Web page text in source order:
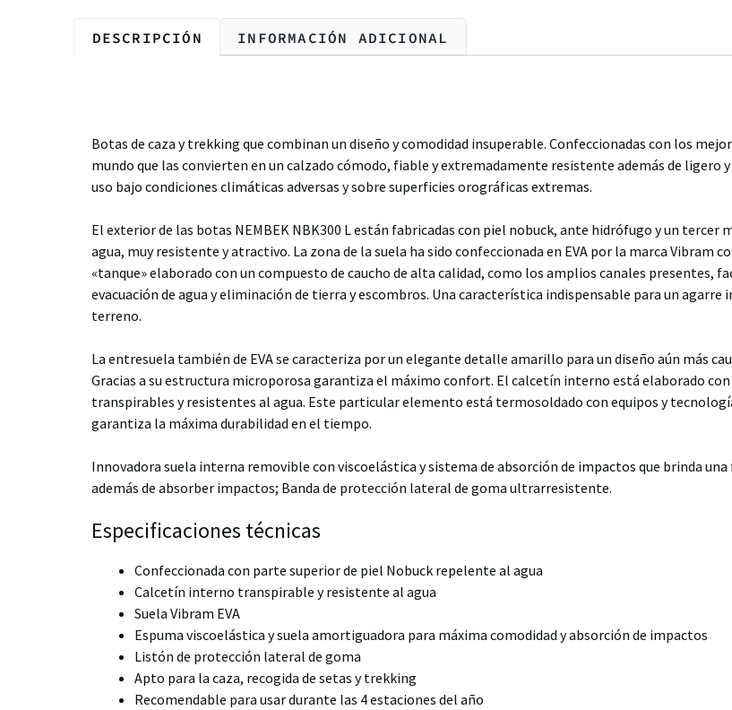
DESCRIPCIÓN INFORMACIÓN ADICIONAL
Botas de caza y trekking que combinan un diseño y comodidad insuperable. Confeccionadas con los
mundo que las convierten en un calzado cómodo, fiable y extremadamente resistente además de ligero
uso bajo condiciones climáticas adversas y sobre superficies orográficas extremas.
El exterior de las botas NEMBEK NBK300 L están fabricadas con piel nobuck, ante hidrófugo y un
agua, muy resistente y atractivo. La zona de la suela ha sido confeccionada en EVA por la marca Vibram
«tanque» elaborado con un compuesto de caucho de alta calidad, como los amplios canales presentes,
evacuación de agua y eliminación de tierra y escombros. Una característica indispensable para un agarre
terreno.
La entresuela también de EVA se caracteriza por un elegante detalle amarillo para un diseño aún más
Gracias a su estructura microporosa garantiza el máximo confort. El calcetín interno está elaborado
transpirables y resistentes al agua. Este particular elemento está termosoldado con equipos y
garantiza la máxima durabilidad en el tiempo.
Innovadora suela interna removible con viscoelástica y sistema de absorción de impactos que brinda
además de absorber impactos; Banda de protección lateral de goma ultrarresistente.
Especificaciones técnicas
Confeccionada con parte superior de piel Nobuck repelente al agua
Calcetín interno transpirable y resistente al agua
Suela Vibram EVA
Espuma viscoelástica y suela amortiguadora para máxima comodidad y absorción de impactos
Listón de protección lateral de goma
Apto para la caza, recogida de setas y trekking
Recomendable para usar durante las 4 estaciones del año